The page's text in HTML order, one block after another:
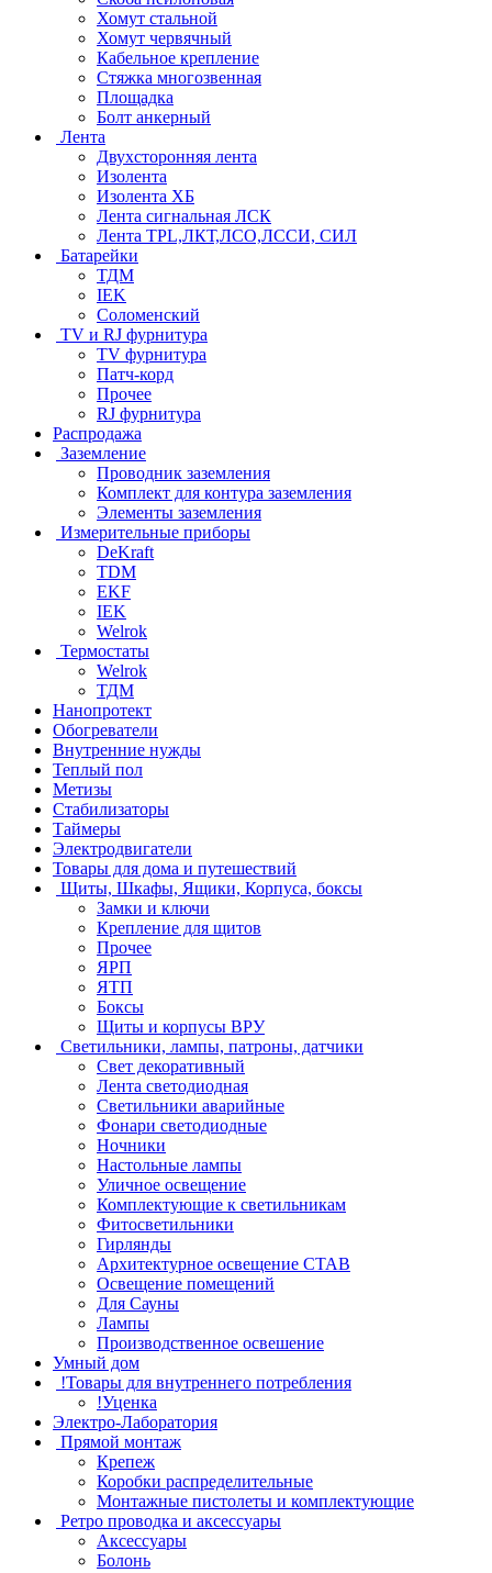
Хомут стальной
Хомут червячный
Кабельное крепление
Стяжка многозвенная
Площадка
Болт анкерный
Лента
Двухсторонняя лента
Изолента
Изолента ХБ
Лента сигнальная ЛСК
Лента TPL,ЛКТ,ЛСО,ЛССИ, СИЛ
Батарейки
ТДМ
IEK
Соломенский
TV и RJ фурнитура
TV фурнитура
Патч-корд
Прочее
RJ фурнитура
Распродажа
Заземление
Проводник заземления
Комплект для контура заземления
Элементы заземления
Измерительные приборы
DeKraft
TDM
EKF
IEK
Welrok
Термостаты
Welrok
ТДМ
Нанопротект
Обогреватели
Внутренние нужды
Теплый пол
Метизы
Стабилизаторы
Таймеры
Электродвигатели
Товары для дома и путешествий
Щиты, Шкафы, Ящики, Корпуса, боксы
Замки и ключи
Крепление для щитов
Прочее
ЯРП
ЯТП
Боксы
Щиты и корпусы ВРУ
Светильники, лампы, патроны, датчики
Свет декоративный
Лента светодиодная
Светильники аварийные
Фонари светодиодные
Ночники
Настольные лампы
Уличное освещение
Комплектующие к светильникам
Фитосветильники
Гирлянды
Архитектурное освещение СТАВ
Освещение помещений
Для Сауны
Лампы
Производственное освешение
Умный дом
!Товары для внутреннего потребления
!Уценка
Электро-Лаборатория
Прямой монтаж
Крепеж
Коробки распределительные
Монтажные пистолеты и комплектующие
Ретро проводка и аксессуары
Аксессуары
Болонь